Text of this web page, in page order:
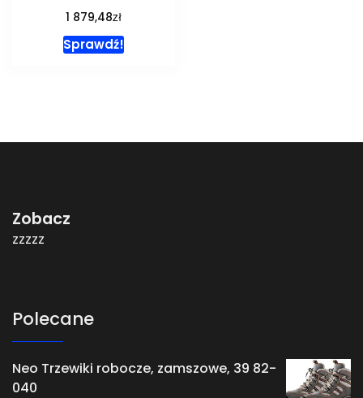
1 879,48zł
Sprawdź!
Zobacz
zzzzz
Polecane
Neo Trzewiki robocze, zamszowe, 39 82-
040